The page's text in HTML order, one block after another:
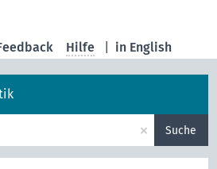
in English
Hilfe
× Suche